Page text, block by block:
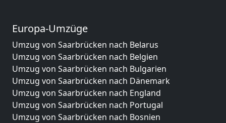
Europa-Umzüge
Umzug von Saarbrücken nach Belarus
Umzug von Saarbrücken nach Belgien
Umzug von Saarbrücken nach Bulgarien
Umzug von Saarbrücken nach Dänemark
Umzug von Saarbrücken nach England
Umzug von Saarbrücken nach Portugal
Umzug von Saarbrücken nach Bosnien